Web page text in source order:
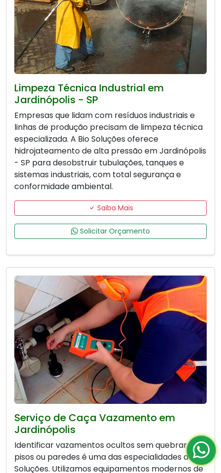
Limpeza Técnica Industrial em
Jardinópolis - SP
Empresas que lidam com resíduos industriais e
linhas de produção precisam de limpeza técnica
especializada. A Bio Soluções oferece
hidrojateamento de alta pressão em Jardinópolis
- SP para desobstruir tubulações, tanques e
sistemas industriais, com total segurança e
conformidade ambiental.
Saiba Mais
Solicitar Orçamento
Serviço de Caça Vazamento em
Jardinópolis
Identificar vazamentos ocultos sem quebrar
pisos ou paredes é uma das especialidades da Bio
Soluções. Utilizamos equipamentos modernos de